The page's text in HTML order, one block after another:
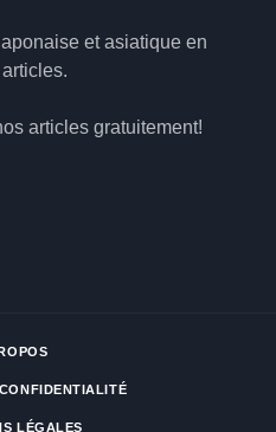
et asiatique en
articles gratuitement!
LÉGALES